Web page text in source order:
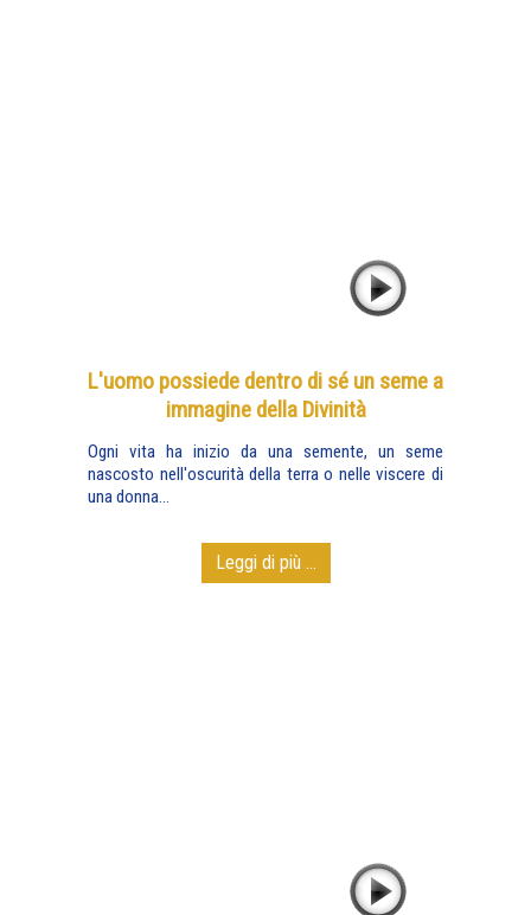
L'uomo possiede dentro di sé un seme a
immagine della Divinità
Ogni vita ha inizio da una semente, un seme
nascosto nell'oscurità della terra o nelle viscere di
una donna...
Leggi di più ...